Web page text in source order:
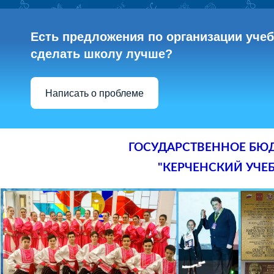
Есть предложения по организации
сделать школу лучше?
Написать о проблеме
ГОСУДАРСТВЕННОЕ
"КЕРЧЕНСКИЙ